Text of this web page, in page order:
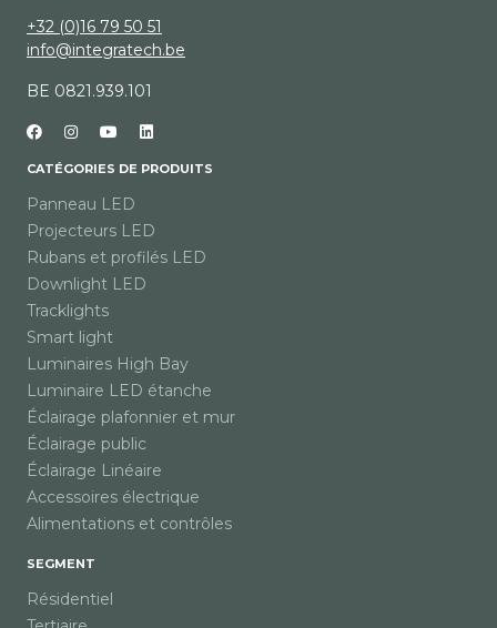
+32 (0)16 79 50 51
info@integratech.be
BE 0821.939.101
CATÉGORIES DE PRODUITS
Panneau LED
Projecteurs LED
Rubans et profilés LED
Downlight LED
Tracklights
Smart light
Luminaires High Bay
Luminaire LED étanche
Éclairage plafonnier et mur
Éclairage public
Éclairage Linéaire
Accessoires électrique
Alimentations et contrôles
SEGMENT
Résidentiel